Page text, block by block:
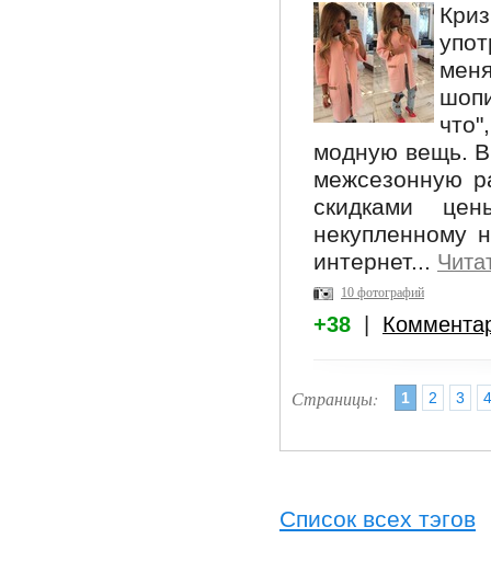
модную вещь.
межсезонную
скидками
некупленному
интернет...
10 фотографий
+38
Страницы: 1 2 3 4
Список всех тэгов